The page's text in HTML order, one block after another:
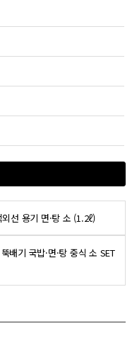
선 용기 면·탕 소 (1.2ℓ)
배기 국밥·면·탕 중식 소 SET